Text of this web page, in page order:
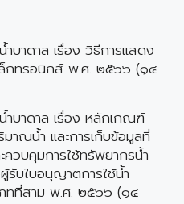
บาดาล เรื่อง วิธีการแสดง
กทรอนิกส์ พ.ศ. ๒๕๖๖ (๑๔
บาดาล เรื่อง หลักเกณฑ์
าณน้ำ และการเก็บข้อมูลที่
ควบคุมการใช้ทรัพยากรน้ำ
รับใบอนุญาตการใช้น้ำ
ภทที่สาม พ.ศ. ๒๕๖๖ (๑๔